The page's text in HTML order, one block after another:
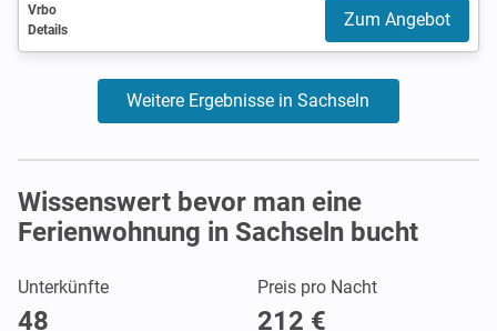
Vrbo
Details
Zum Angebot
Weitere Ergebnisse in Sachseln
Wissenswert bevor man eine
Ferienwohnung in Sachseln bucht
Unterkünfte
48
Preis pro Nacht
212 €